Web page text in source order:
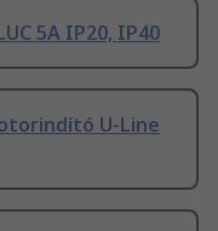
5A IP20, IP40
U-Line